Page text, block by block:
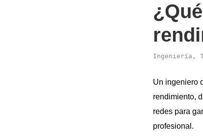
Ingeniería ,
Un ingeniero
rendimiento,
redes para
profesional.